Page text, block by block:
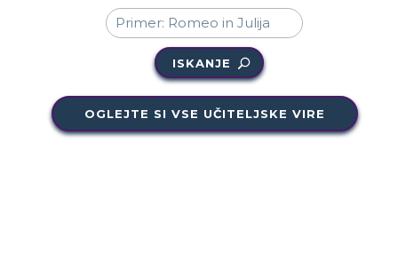
ISKANJE
OGLEJTE SI VSE UČITELJSKE VIRE